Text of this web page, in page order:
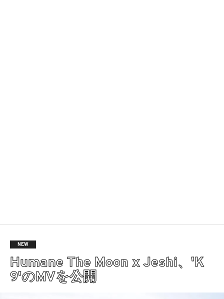
NEW
Humane The Moon x Jeshi、'K
9'のMVを公開